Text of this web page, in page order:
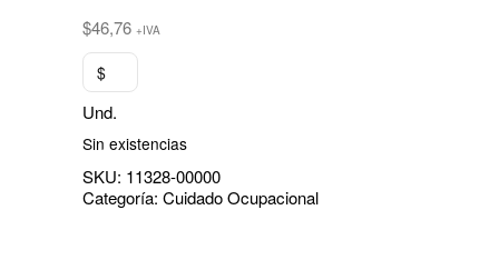
$46,76 +IVA
$
Und.
Sin existencias
SKU: 11328-00000
Categoría: Cuidado Ocupacional